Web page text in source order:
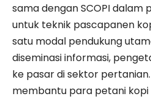
sama dengan SCOPI dalam
untuk teknik pascapanen
satu modal pendukung
diseminasi informasi,
ke pasar di sektor
membantu para petani kopi